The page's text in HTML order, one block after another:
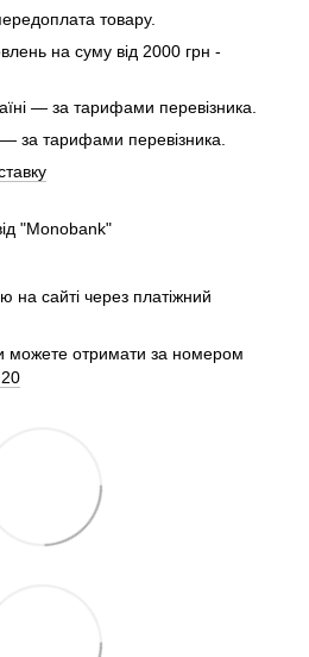
товару.
на суму від 2000 грн -
— за тарифами перевізника.
за тарифами перевізника.
"Monobank"
на сайті через платіжний
можете отримати за номером